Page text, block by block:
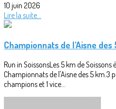
10 juin 2026
Lire la suite...
Championnats de l'Aisne des
Run in SoissonsLes 5 km de
Championnats de l'Aisne des 5 km.3
champions et 1 vice...